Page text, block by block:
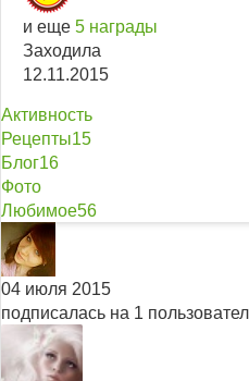
и еще 5 награды
Заходила
12.11.2015
Активность
Рецепты15
Блог16
Фото
Любимое56
04 июля 2015
подписалась на 1